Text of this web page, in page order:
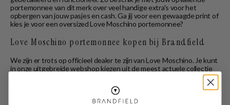
portemonnee van dit merk over veel handige extra's voor het
opbergen van jouw pasjes en cash. Ga jij voor een gewaagde print of
kies je voor een oversized Love Moschino portemonnee?
Love Moschino portemonnee kopen bij Brandfield
We zijn er trots op officieel dealer te zijn van Love Moschino. Je kunt
in onze uitgebreide webshop kiezen uit de meest actuele collectie
Van oversized portemonnees met een opvallende print, tot een
stijlvolle houder voor jouw pasjes en geld, Love Moschino maakt het.